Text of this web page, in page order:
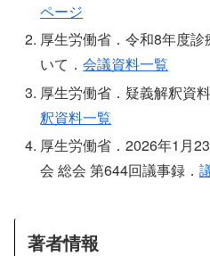
ページ
厚生労働省．令和8年度
いて．会議資料一覧
厚生労働省．疑義解釈資
釈資料一覧
厚生労働省．2026年1月
会 総会 第644回議事録．
著者情報